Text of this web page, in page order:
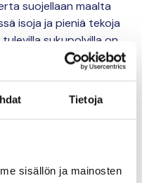
Tietoja
sisällön ja mainosten
suojellaan maalta
isoja ja pieniä tekoja
sukupolvilla on
sekä -
ja uimakelpoisesta